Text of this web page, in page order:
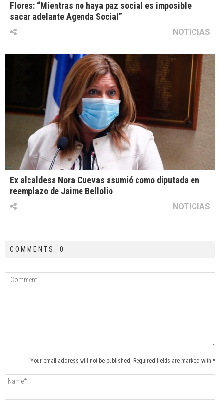
Flores: “Mientras no haya paz social es imposible
sacar adelante Agenda Social”
NOTICIAS
Ex alcaldesa Nora Cuevas asumió como diputada en
reemplazo de Jaime Bellolio
NOTICIAS
COMMENTS: 0
Your email address will not be published. Required fields are marked with *